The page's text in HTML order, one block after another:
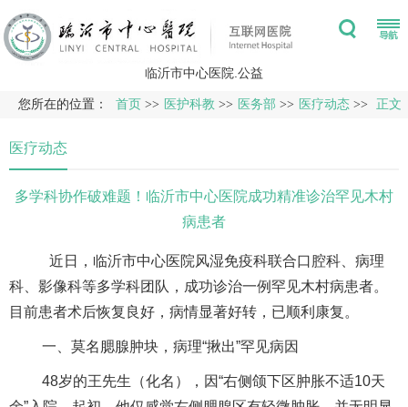
临沂市中心医院.公益
您所在的位置： 首页 >> 医护科教 >> 医务部 >> 医疗动态 >> 正文
医疗动态
多学科协作破难题！临沂市中心医院成功精准诊治罕见木村
病患者
近日，临沂市中心医院风湿免疫科联合口腔科
病理
科
影像科等多学科团队，成功诊治一例罕见木村病患者。
目前患者术后恢复良好，病情显著好转，已顺利康复。
一、莫名腮腺肿块，病理“揪出”罕见病因
48岁的王先生（化名），因“右侧颌下区肿胀不适10天